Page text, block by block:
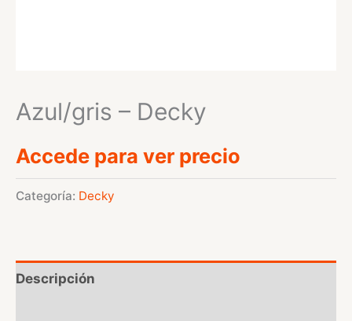
Azul/gris – Decky
Accede para ver precio
Categoría: Decky
Descripción